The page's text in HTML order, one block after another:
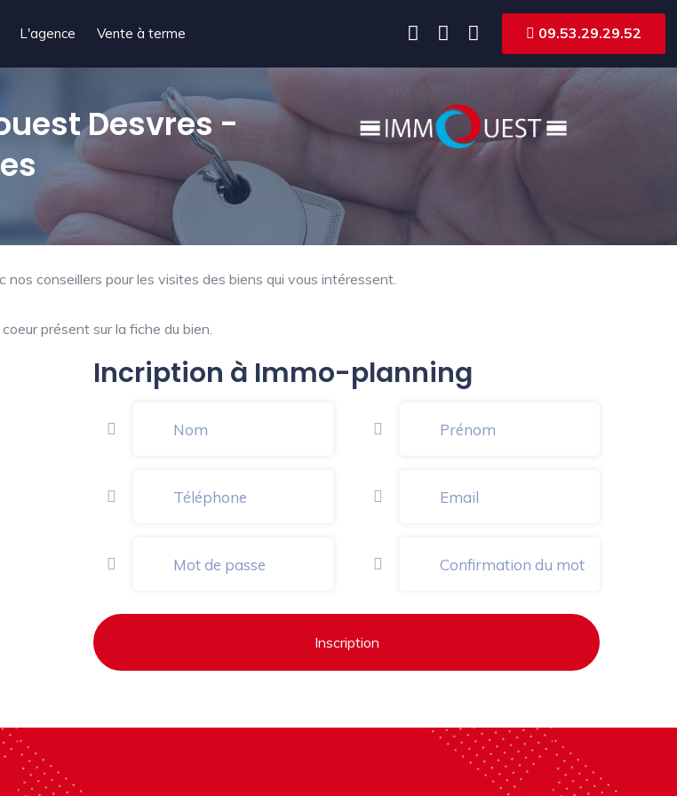
09.53.29.29.52
L'agence Vente à terme
Desvres -
conseillers pour les visites des biens qui vous intéressent.
présent sur la fiche du bien.
Incription à Immo-planning
Inscription